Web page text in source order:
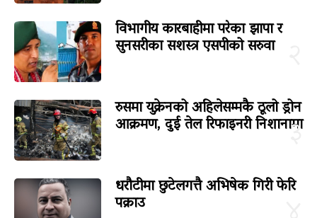
विभागीय कारबाहीमा परेका झापा र
सुनसरीका सशस्त्र एसपीको सरुवा
३
रुसमा युक्रेनको अहिलेसम्मकै ठूलो ड्रोन
आक्रमण, दुई तेल रिफाइनरी निशानामा
धरौटीमा छुटेलगत्तै अभिषेक गिरी फेरि
पक्राउ